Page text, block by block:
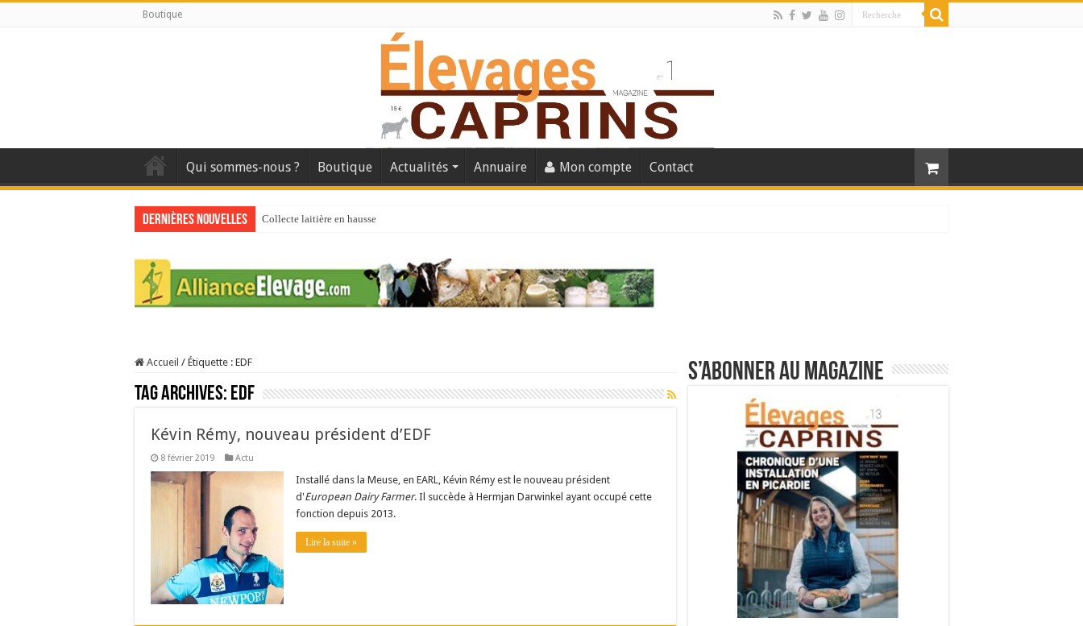
Boutique
Qui sommes-nous ? Boutique Actualités Annuaire Mon compte Contact
Dernières nouvelles Collecte laitière en hausse
40 ans du Space : une présentation caprine quotidienne
Les chèvres et le stress thermique
Accueil / Étiquette : EDF
Tag Archives: EDF
Kévin Rémy, nouveau président d’EDF
8 février 2019 Actu
Installé dans la Meuse, en EARL, Kévin Rémy est le nouveau président
d'European Dairy Farmer. Il succède à Hermjan Darwinkel ayant occupé cette
fonction depuis 2013.
Lire la suite »
S’abonner au magazine